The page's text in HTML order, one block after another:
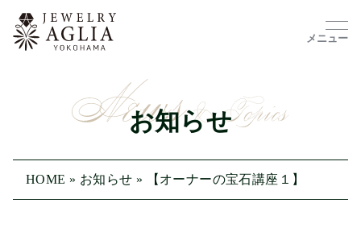
メニュー
お知らせ
HOME » お知らせ » 【オーナーの宝石講座１】